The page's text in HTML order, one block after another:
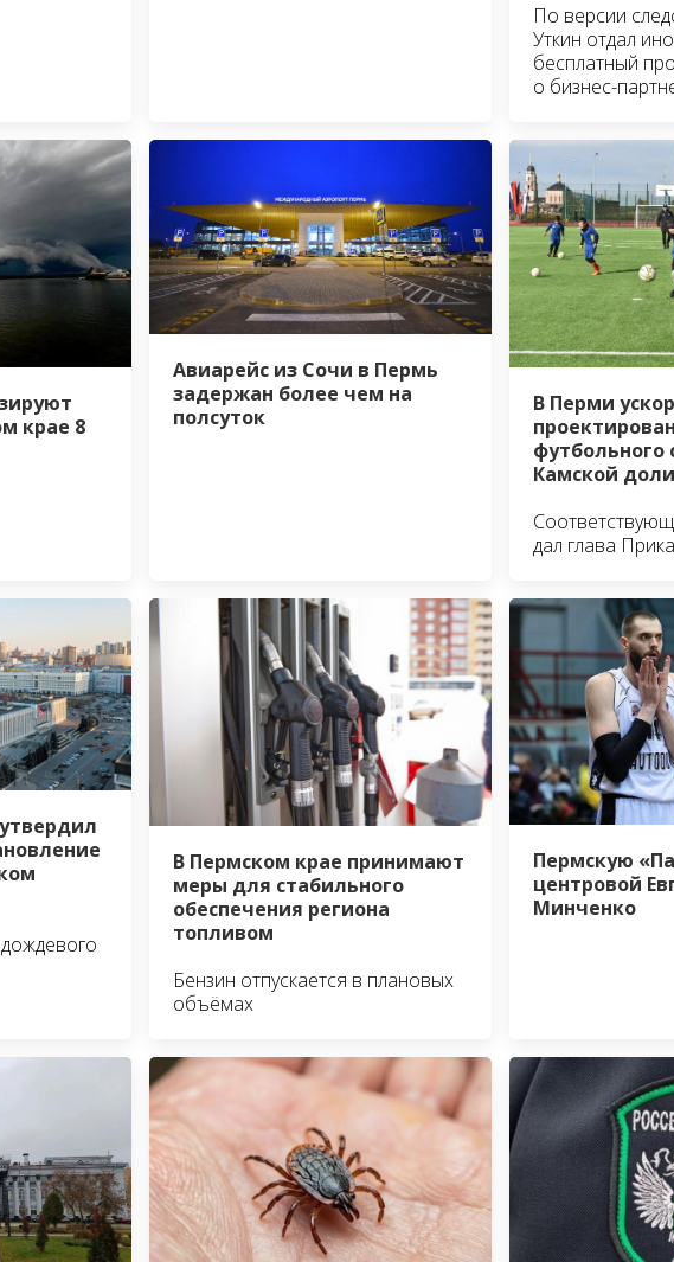
По версии
Уткин отдал
бесплатный
о бизнес-
крае 8
Авиарейс из Сочи в Пермь
задержан более чем на
полсуток
В Перми
футбольного
Камской
дал глава
В Пермском крае принимают
меры для стабильного
обеспечения региона
топливом
Бензин отпускается в плановых
объёмах
Пермскую
центровой
Минченко